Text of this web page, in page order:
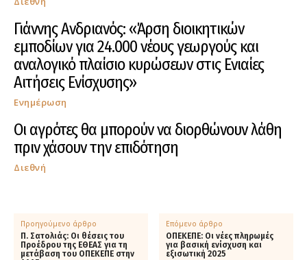
Γιάννης Ανδριανός: «Άρση διοικητικών
εμποδίων για 24.000 νέους γεωργούς και
αναλογικό πλαίσιο κυρώσεων στις Ενιαίες
Αιτήσεις Ενίσχυσης»
Ενημέρωση
Οι αγρότες θα μπορούν να διορθώνουν λάθη
πριν χάσουν την επιδότηση
Διεθνή
Προηγούμενο άρθρο
Π. Σατολιάς: Οι θέσεις του
Προέδρου της ΕΘΕΑΣ για τη
μετάβαση του ΟΠΕΚΕΠΕ στην
Επόμενο άρθρο
ΟΠΕΚΕΠΕ: Οι νέες πληρωμές
για βασική ενίσχυση και
εξισωτική 2025